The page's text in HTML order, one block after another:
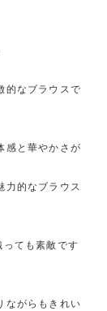
的なブラウスで
感と華やかさが
力的なブラウス
ても素敵です
ながらもきれい